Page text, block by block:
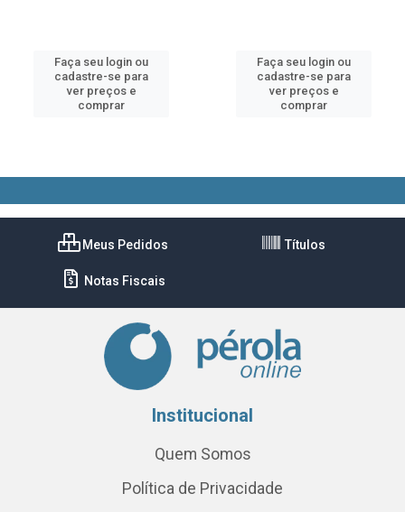
Faça seu login ou
cadastre-se para
ver preços e
comprar
Faça seu login ou
cadastre-se para
ver preços e
comprar
Meus Pedidos Títulos
Notas Fiscais
Institucional
Quem Somos
Política de Privacidade